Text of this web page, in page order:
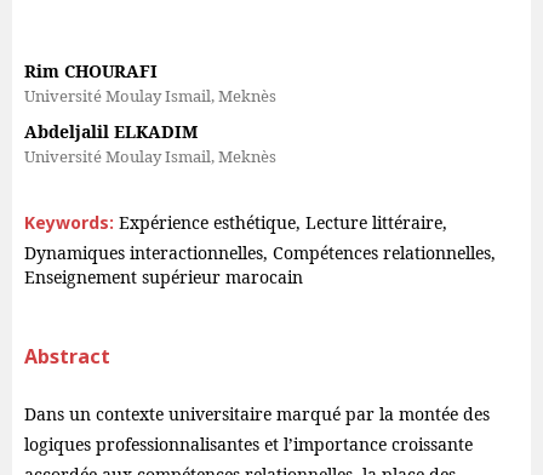
Rim CHOURAFI
Université Moulay Ismail, Meknès
Abdeljalil ELKADIM
Université Moulay Ismail, Meknès
Keywords: Expérience esthétique, Lecture littéraire,
Dynamiques interactionnelles, Compétences relationnelles,
Enseignement supérieur marocain
Abstract
Dans un contexte universitaire marqué par la montée des
logiques professionnalisantes et l’importance croissante